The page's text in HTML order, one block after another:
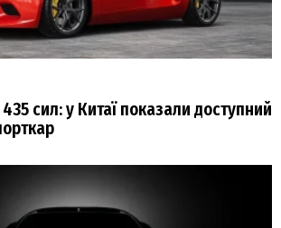
сил: у Китаї показали доступний